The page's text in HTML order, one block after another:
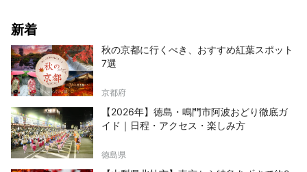
新着
秋の京都に行くべき、おすすめ紅葉スポット
7選
京都府
【2026年】徳島・鳴門市阿波おどり徹底ガ
イド｜日程・アクセス・楽しみ方
徳島県